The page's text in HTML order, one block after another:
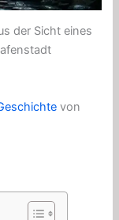
der Sicht eines
von